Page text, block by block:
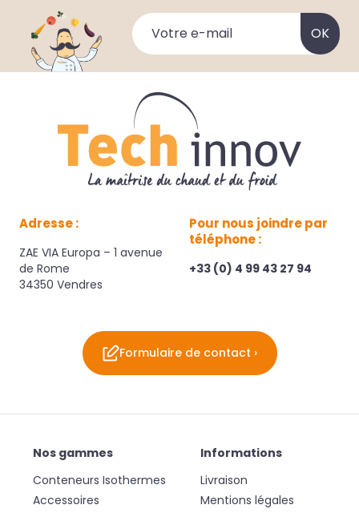
Adresse :
ZAE VIA Europa – 1 avenue
de Rome
34350 Vendres
Pour nous joindre par
téléphone :
+33 (0) 4 99 43 27 94
Formulaire de contact ›
Nos gammes
Conteneurs Isothermes
Accessoires
Informations
Livraison
Mentions légales